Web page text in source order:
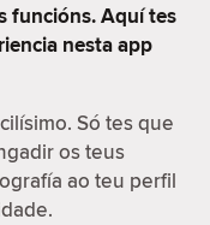
funcións. Aquí tes
nesta app
Só tes que
os teus
ao teu perfil